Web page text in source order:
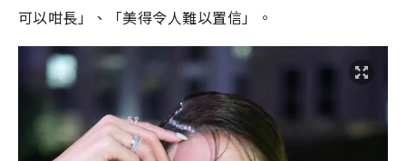
可以咁長」、「美得令人難以置信」。